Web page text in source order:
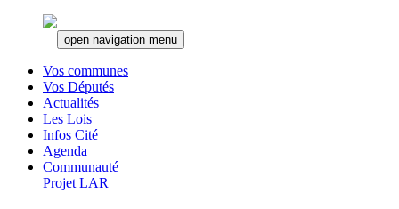
open navigation menu
Vos communes
Vos Députés
Actualités
Les Lois
Infos Cité
Agenda
Communauté
Projet LAR